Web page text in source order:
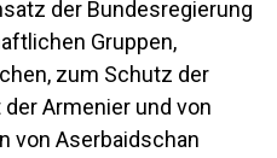
der Bundesregierung
Gruppen,
zum Schutz der
Armenier und von
von Aserbaidschan